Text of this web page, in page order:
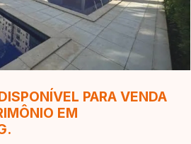
PARA VENDA
EM